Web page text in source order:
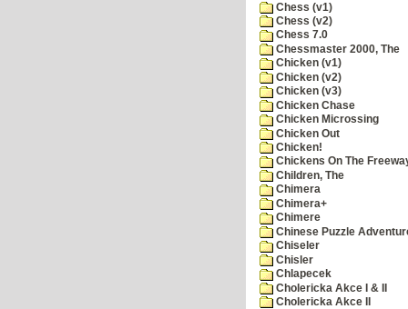
Chess (v1)
Chess (v2)
Chess 7.0
Chessmaster 2000, The
Chicken (v1)
Chicken (v2)
Chicken (v3)
Chicken Chase
Chicken Microssing
Chicken Out
Chicken!
Chickens On The
Children, The
Chimera
Chimera+
Chimere
Chinese Puzzle
Chiseler
Chisler
Chlapecek
Cholericka Akce I & II
Cholericka Akce II